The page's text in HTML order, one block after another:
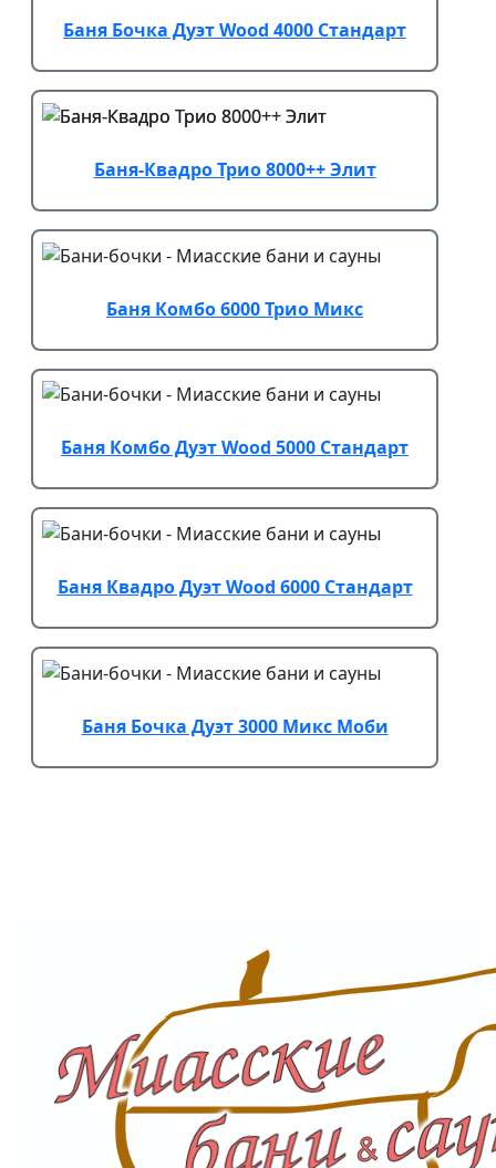
Баня Бочка Дуэт Wood 4000 Стандарт
Баня-Квадро Трио 8000++ Элит
Баня Комбо 6000 Трио Микс
Баня Комбо Дуэт Wood 5000 Стандарт
Баня Квадро Дуэт Wood 6000 Стандарт
Баня Бочка Дуэт 3000 Микс Моби